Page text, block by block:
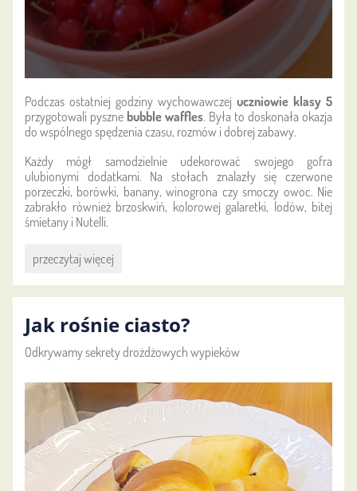
Podczas ostatniej godziny wychowawczej uczniowie klasy 5
przygotowali pyszne bubble waffles. Była to doskonała okazja
do wspólnego spędzenia czasu, rozmów i dobrej zabawy.
Każdy mógł samodzielnie udekorować swojego gofra
ulubionymi dodatkami. Na stołach znalazły się czerwone
porzeczki, borówki, banany, winogrona czy smoczy owoc. Nie
zabrakło również brzoskwiń, kolorowej galaretki, lodów, bitej
śmietany i Nutelli.
Owocowe
waffles
przeczytaj więcej
Jak rośnie ciasto?
Odkrywamy sekrety drożdżowych wypieków